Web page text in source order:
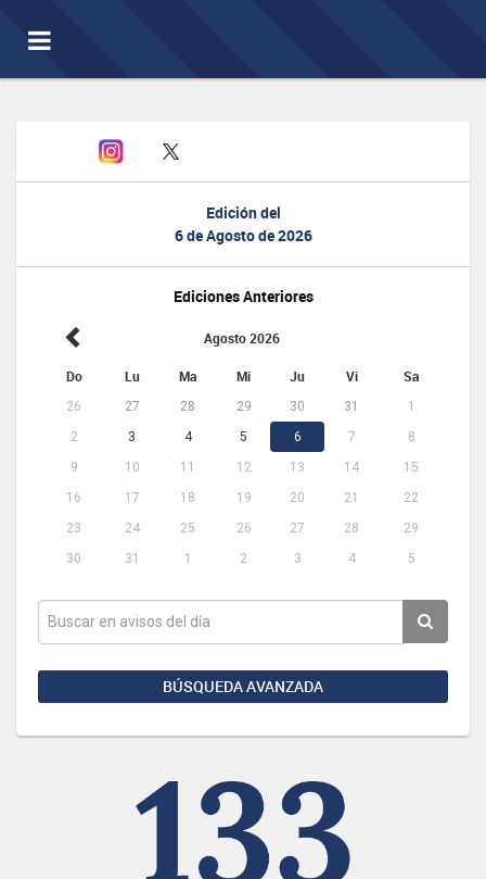
Toggle
navigation
Edición del
6 de Agosto de 2026
Ediciones Anteriores
Agosto 2026
Do Lu Ma Mi Ju Vi Sa
26 27 28 29 30 31
1
2
3 4 5 6 7
8
9
10 11 12 13 14
15
16
17 18 19 20 21
22
23
24 25 26 27 28
29
30
31 1 2 3 4 5
BÚSQUEDA AVANZADA